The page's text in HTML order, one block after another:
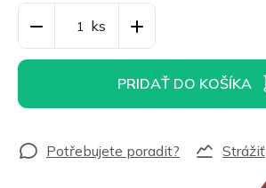
PRIDAŤ DO KOŠÍKA
Strážiť